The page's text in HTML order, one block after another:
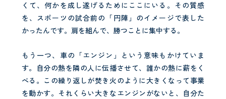
くて、何かを成し遂げるためにここにいる。その質感
を、スポーツの試合前の「円陣」のイメージで表した
かったんです。肩を組んで、勝つことに集中する。
もう一つ、車の「エンジン」という意味もかけていま
す。自分の熱を隣の人に伝播させて、誰かの熱に薪をく
べる。この繰り返しが焚き火のように大きくなって事業
を動かす。それくらい大きなエンジンがないと、自分た